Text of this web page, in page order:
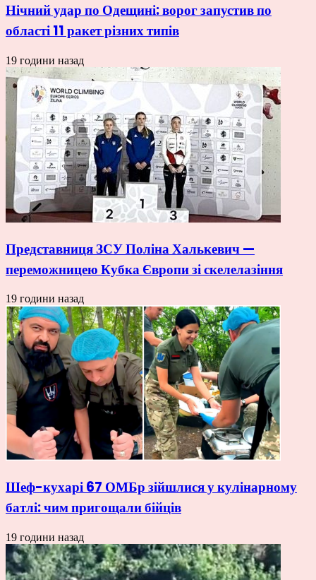
Нічний удар по Одещині: ворог запустив по
області 11 ракет різних типів
19 години назад
Представниця ЗСУ Поліна Халькевич —
переможницею Кубка Європи зі скелелазіння
19 години назад
Шеф-кухарі 67 ОМБр зійшлися у кулінарному
батлі: чим пригощали бійців
19 години назад